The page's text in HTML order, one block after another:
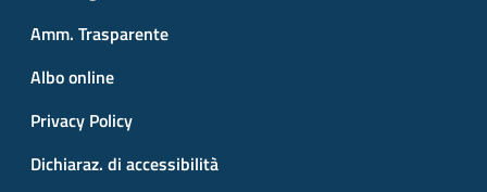
Amm. Trasparente
Albo online
Privacy Policy
Dichiaraz. di accessibilità